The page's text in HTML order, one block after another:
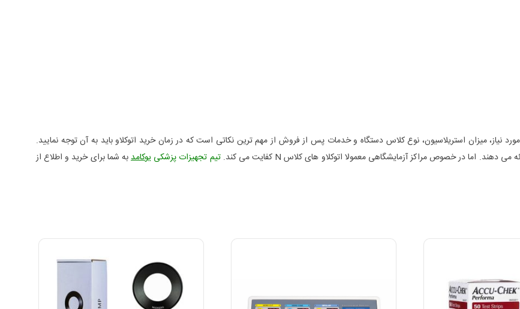
میزان استریلاسیون، نوع کلاس دستگاه و خدمات پس از فروش از مهم ترین نکاتی است که در زمان خرید اتوکلاو باید به آن توجه نمایید.
تیم تجهیزات پزشکی یوکامدبه شما برای خرید و اطلاع از